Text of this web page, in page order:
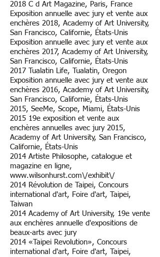
​2018 C d Art Magazine, Paris, France
Exposition annuelle avec jury et vente aux
enchères 2018, Academy of Art University,
San Francisco, Californie, États-Unis
Exposition annuelle avec jury et vente aux
enchères 2017, Academy of Art University,
San Francisco, Californie, États-Unis
2017 Tualatin Life, Tualatin, Oregon
Exposition annuelle avec jury et vente aux
enchères 2016, Academy of Art University,
San Francisco, Californie, États-Unis
2015, SeeMe, Scope, Miami, États-Unis
2015 19e exposition et vente aux
enchères annuelles avec jury 2015,
Academy of Art University, San Francisco,
Californie, États-Unis
2014 Artiste Philosophe, catalogue et
magazine en ligne,
www.wilsonhurst.com\/exhibit\/
2014 Révolution de Taipei, Concours
international d'art, Foire d'art, Taipei,
Taiwan
2014 Academy of Art University, 19e vente
aux enchères annuelle d'expositions de
beaux-arts avec jury
2014 «Taipei Revolution», Concours
international d'art, Foire d'art, Taipei,